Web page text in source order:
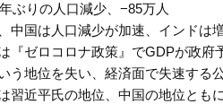
年ぶりの人口減少、−85万人
中国は人口減少が加速、インドは
『ゼロコロナ政策』でGDPが政
う地位を失い、経済面で失速する
習近平氏の地位、中国の地位と